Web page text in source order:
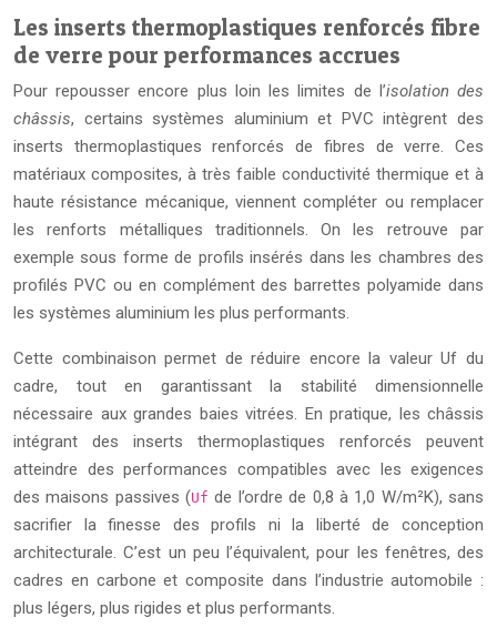
Les inserts thermoplastiques renforcés fibre
de verre pour performances accrues
Pour repousser encore plus loin les limites de l’isolation des
châssis, certains systèmes aluminium et PVC intègrent des
inserts thermoplastiques renforcés de fibres de verre. Ces
matériaux composites, à très faible conductivité thermique et à
haute résistance mécanique, viennent compléter ou remplacer
les renforts métalliques traditionnels. On les retrouve par
exemple sous forme de profils insérés dans les chambres des
profilés PVC ou en complément des barrettes polyamide dans
les systèmes aluminium les plus performants.
Cette combinaison permet de réduire encore la valeur Uf du
cadre, tout en garantissant la stabilité dimensionnelle
nécessaire aux grandes baies vitrées. En pratique, les châssis
intégrant des inserts thermoplastiques renforcés peuvent
atteindre des performances compatibles avec les exigences
des maisons passives (Uf de l’ordre de 0,8 à 1,0 W/m²K), sans
sacrifier la finesse des profils ni la liberté de conception
architecturale. C’est un peu l’équivalent, pour les fenêtres, des
cadres en carbone et composite dans l’industrie automobile :
plus légers, plus rigides et plus performants.